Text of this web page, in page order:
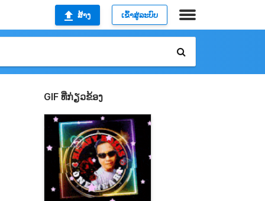
ສ້າງ ເຂົ້າສູ່ລະບົບ
GIF ທີ່ກ່ຽວຂ້ອງ